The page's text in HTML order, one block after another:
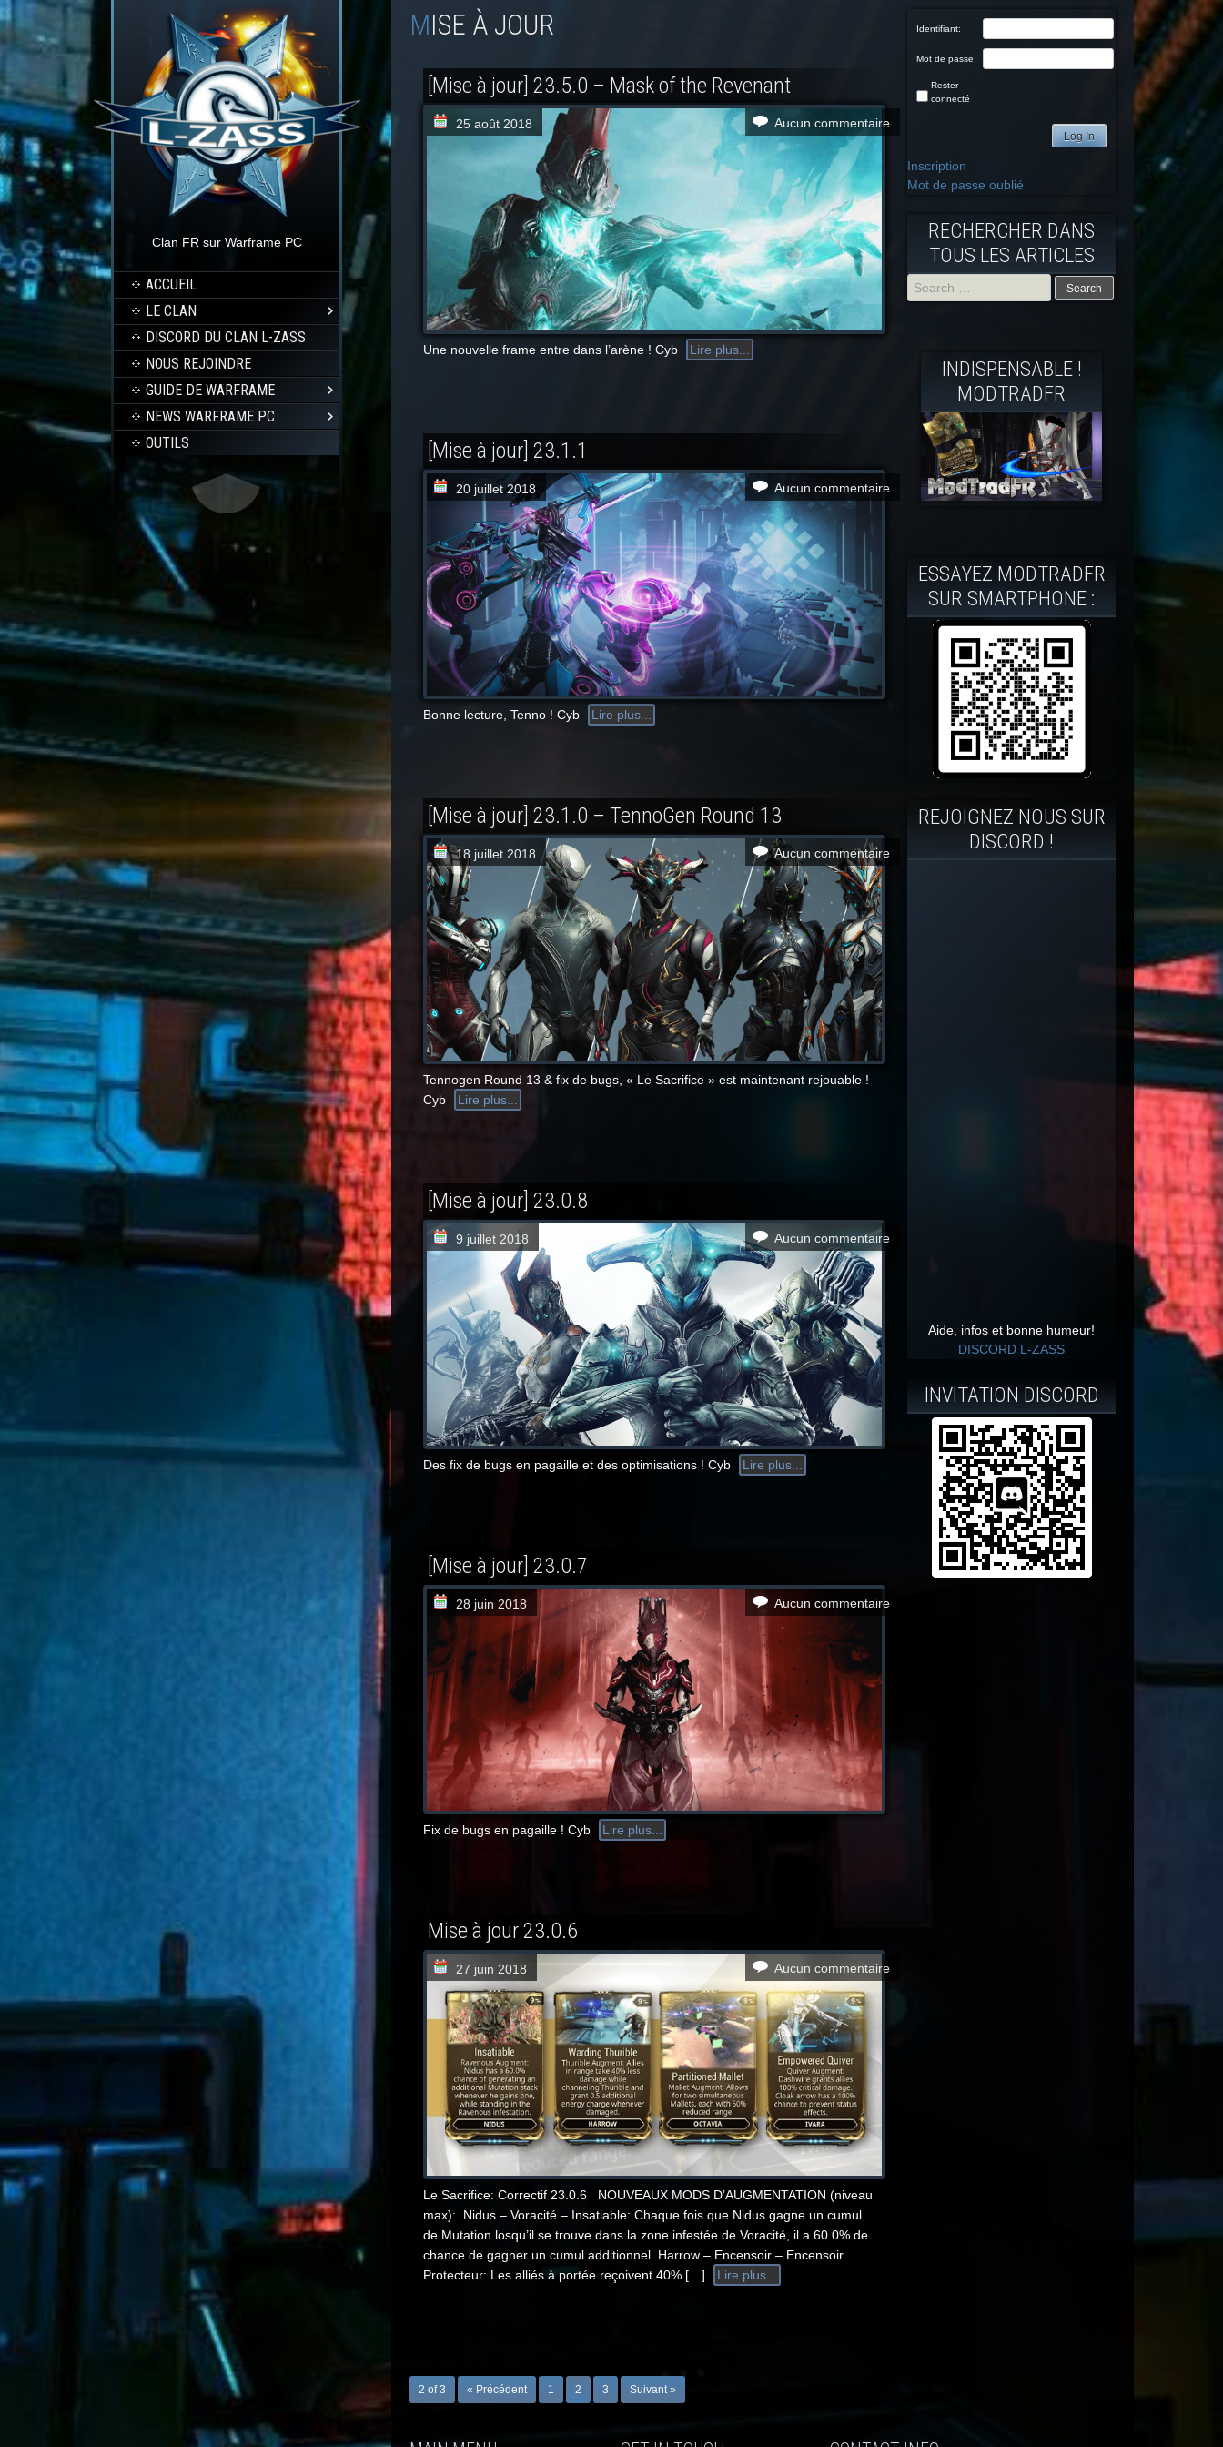
Clan FR sur Warframe PC
ACCUEIL
LE CLAN
DISCORD DU CLAN L-ZASS
NOUS REJOINDRE
GUIDE DE WARFRAME
NEWS WARFRAME PC
OUTILS
MISE À JOUR
[Mise à jour] 23.5.0 – Mask of the Revenant
25 août 2018 Aucun commentaire
Une nouvelle frame entre dans l’arène ! Cyb Lire plus...
[Mise à jour] 23.1.1
20 juillet 2018 Aucun commentaire
Bonne lecture, Tenno ! Cyb Lire plus...
[Mise à jour] 23.1.0 – TennoGen Round 13
18 juillet 2018 Aucun commentaire
Tennogen Round 13 & fix de bugs, « Le Sacrifice » est maintenant rejouable !
Cyb
Lire plus...
[Mise à jour] 23.0.8
9 juillet 2018 Aucun commentaire
Des fix de bugs en pagaille et des optimisations ! Cyb Lire plus...
[Mise à jour] 23.0.7
28 juin 2018 Aucun commentaire
Fix de bugs en pagaille ! Cyb Lire plus...
Mise à jour 23.0.6
27 juin 2018 Aucun commentaire
Le Sacrifice: Correctif 23.0.6 NOUVEAUX MODS D’AUGMENTATION (niveau
max): Nidus – Voracité – Insatiable: Chaque fois que Nidus gagne un cumul
de Mutation losqu’il se trouve dans la zone infestée de Voracité, il a 60.0% de
chance de gagner un cumul additionnel. Harrow – Encensoir – Encensoir
Protecteur: Les alliés à portée reçoivent 40% […]
Lire plus...
2 of 3 « Précédent 1 2 3 Suivant »
Identifiant:
Mot de passe:
Rester
connecté
Log In
Inscription
Mot de passe oublié
RECHERCHER DANS
TOUS LES ARTICLES
INDISPENSABLE !
MODTRADFR
ESSAYEZ MODTRADFR
SUR SMARTPHONE :
REJOIGNEZ NOUS SUR
DISCORD !
Aide, infos et bonne humeur!
DISCORD L-ZASS
INVITATION DISCORD